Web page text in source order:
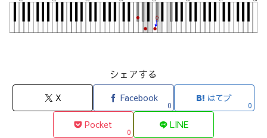
シェアする
X Facebook
0
はてブ
0
Pocket
0
LINE